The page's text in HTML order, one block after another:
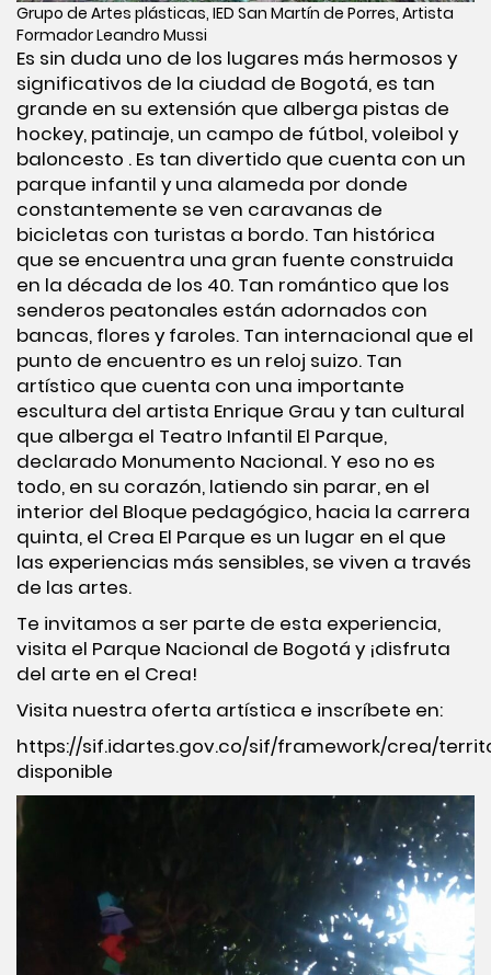
Grupo de Artes plásticas, IED San Martín de Porres, Artista
Formador Leandro Mussi
Es sin duda uno de los lugares más hermosos y
significativos de la ciudad de Bogotá, es tan
grande en su extensión que alberga pistas de
hockey, patinaje, un campo de fútbol, voleibol y
baloncesto . Es tan divertido que cuenta con un
parque infantil y una alameda por donde
constantemente se ven caravanas de
bicicletas con turistas a bordo. Tan histórica
que se encuentra una gran fuente construida
en la década de los 40. Tan romántico que los
senderos peatonales están adornados con
bancas, flores y faroles. Tan internacional que el
punto de encuentro es un reloj suizo. Tan
artístico que cuenta con una importante
escultura del artista Enrique Grau y tan cultural
que alberga el Teatro Infantil El Parque,
declarado Monumento Nacional. Y eso no es
todo, en su corazón, latiendo sin parar, en el
interior del Bloque pedagógico, hacia la carrera
quinta, el Crea El Parque es un lugar en el que
las experiencias más sensibles, se viven a través
de las artes.
Te invitamos a ser parte de esta experiencia,
visita el Parque Nacional de Bogotá y ¡disfruta
del arte en el Crea!
Visita nuestra oferta artística e inscríbete en:
https://sif.idartes.gov.co/sif/framework/crea/
disponible